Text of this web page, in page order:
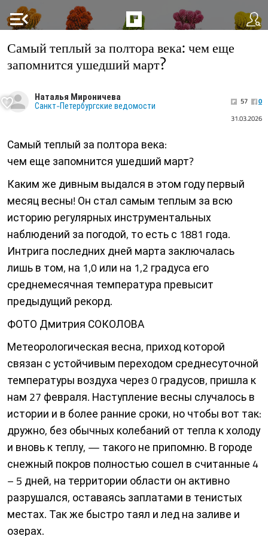
menu_open
Самый теплый за полтора века: чем еще
запомнится ушедший март?
Наталья Мироничева
Санкт-Петербургские ведомости 57
0
31.03.2026
Самый теплый за полтора века:
чем еще запомнится ушедший март?
Каким же дивным выдался в этом году первый
месяц весны! Он стал самым теплым за всю
историю регулярных инструментальных
наблюдений за погодой, то есть с 1881 года.
Интрига последних дней марта заключалась
лишь в том, на 1,0 или на 1,2 градуса его
среднемесячная температура превысит
предыдущий рекорд.
ФОТО Дмитрия СОКОЛОВА
Метеорологическая весна, приход которой
связан с устойчивым переходом среднесуточной
температуры воздуха через 0 градусов, пришла к
нам 27 февраля. Наступление весны случалось в
истории и в более ранние сроки, но чтобы вот так:
дружно, без обычных колебаний от тепла к холоду
и вновь к теплу, — такого не припомню. В городе
снежный покров полностью сошел в считанные 4
– 5 дней, на территории области он активно
разрушался, оставаясь заплатами в тенистых
местах. Так же быстро таял и лед на заливе и
озерах.